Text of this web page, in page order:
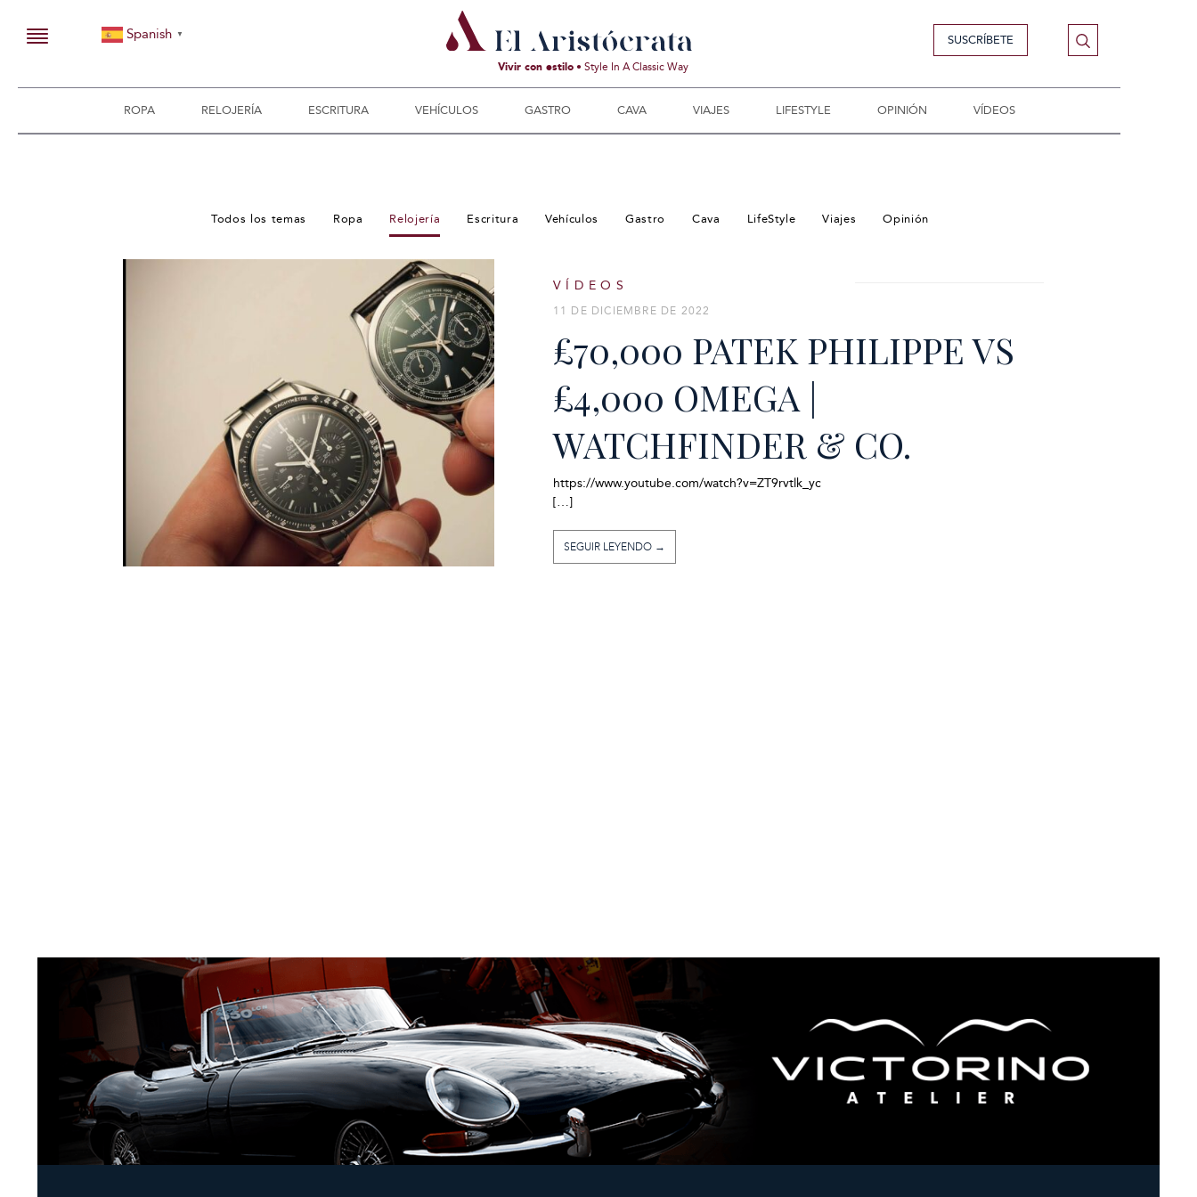
Spanish ▼
Vivir con estilo • Style In A Classic Way
SUSCRÍBETE
ROPA RELOJERÍA ESCRITURA VEHÍCULOS GASTRO CAVA VIAJES LIFESTYLE OPINIÓN VÍDEOS
Todos los temas Ropa Relojería Escritura Vehículos Gastro Cava LifeStyle Viajes Opinión
£70,000 PATEK PHILIPPE VS
£4,000 OMEGA |
WATCHFINDER & CO.
11 DE DICIEMBRE DE 2022
VÍDEOS
https://www.youtube.com/watch?v=ZT9rvtlk_yc
[…]
SEGUIR LEYENDO →